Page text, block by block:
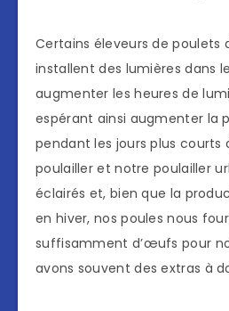
Certains éleveurs de poulets
installent des lumières dans
augmenter les heures de
espérant ainsi augmenter la
pendant les jours plus courts
poulailler et notre poulailler
éclairés et, bien que la
en hiver, nos poules nous
suffisamment d’œufs pour
avons souvent des extras à